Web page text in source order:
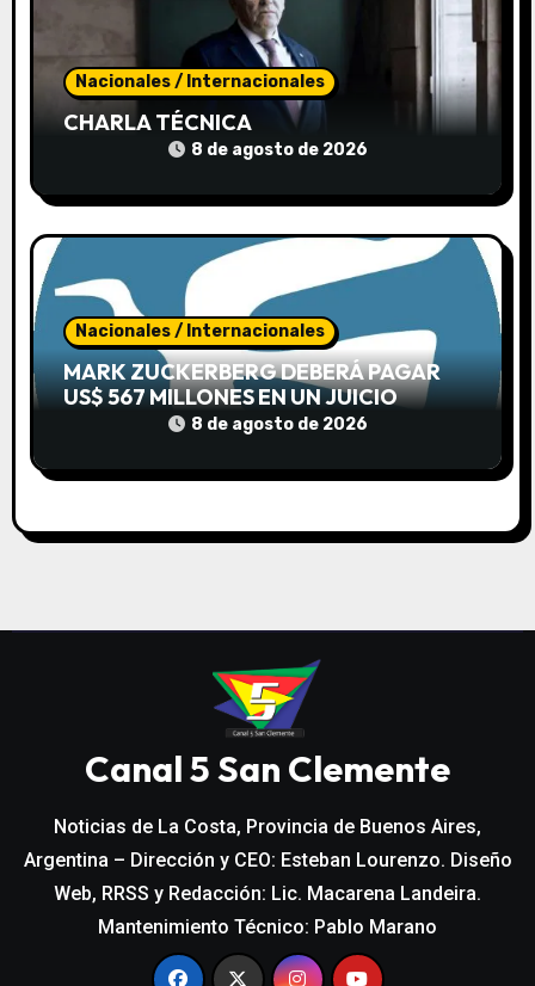
r
a
a
s
Nacionales / Internacionales
CHARLA TÉCNICA
8 de agosto de 2026
Nacionales / Internacionales
MARK ZUCKERBERG DEBERÁ PAGAR
US$ 567 MILLONES EN UN JUICIO
8 de agosto de 2026
Canal 5 San Clemente
Noticias de La Costa, Provincia de Buenos Aires,
Argentina – Dirección y CEO: Esteban Lourenzo. Diseño
Web, RRSS y Redacción: Lic. Macarena Landeira.
Mantenimiento Técnico: Pablo Marano